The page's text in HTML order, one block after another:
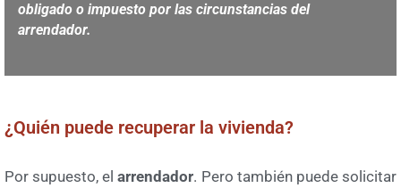
obligado o impuesto por las circunstancias del
arrendador.
¿Quién puede recuperar la vivienda?
Por supuesto, elarrendador. Pero también puede solicitar